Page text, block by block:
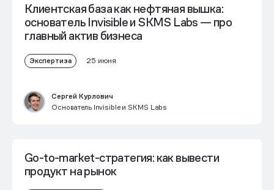
Клиентская база как нефтяная вышка:
основатель Invisible и SKMS Labs — про
главный актив бизнеса
Экспертиза 25 июня
Сергей Курлович
Основатель Invisible и SKMS Labs
Go-to-market-стратегия: как вывести
продукт на рынок